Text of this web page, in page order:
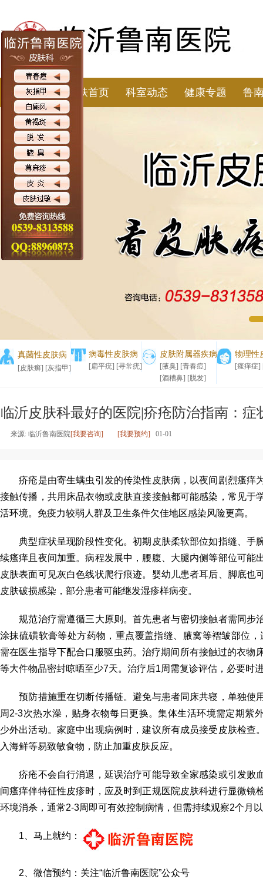
皮肤首页 科室动态 健康专题 鲁
真菌性皮肤病
[皮肤癣] [灰指甲]
病毒性皮肤病
[扁平疣] [寻常疣]
皮肤附属器疾病
[腋臭] [青春痘]
[酒糟鼻] [脱发]
物理性
[瘙痒症]
临沂皮肤科最好的医院|疥疮防治指南：症
来源: 临沂鲁南医院[我要咨询] [我要预约] 01-01
疥疮是由寄生螨虫引发的传染性皮肤病，以夜间剧烈瘙痒
接触传播，共用床品衣物或皮肤直接接触都可能感染，常见于
活环境。免疫力较弱人群及卫生条件欠佳地区感染风险更高。
典型症状呈现阶段性变化。初期皮肤柔软部位如指缝、手
续瘙痒且夜间加重。病程发展中，腰腹、大腿内侧等部位可能
皮肤表面可见灰白色线状爬行痕迹。婴幼儿患者耳后、脚底也
皮肤破损感染，部分患者可能继发湿疹样病变。
规范治疗需遵循三大原则。首先患者与密切接触者需同步
涂抹硫磺软膏等处方药物，重点覆盖指缝、腋窝等褶皱部位
需在医生指导下配合口服驱虫药。治疗期间所有接触过的衣物
等大件物品密封晾晒至少7天。治疗后1周需复诊评估，必要时
预防措施重在切断传播链。避免与患者同床共寝，单独使
周2-3次热水澡，贴身衣物每日更换。集体生活环境需定期紫
少外出活动。家庭中出现病例时，建议所有成员接受皮肤检查
入海鲜等易致敏食物，防止加重皮肤反应。
疥疮不会自行消退，延误治疗可能导致全家感染或引发败
间瘙痒伴特征性皮疹时，应及时到正规医院皮肤科进行显微镜
环境消杀，通常2-3周即可有效控制病情，但需持续观察2个月
1、马上就约：
2、微信预约：关注“临沂鲁南医院”公众号